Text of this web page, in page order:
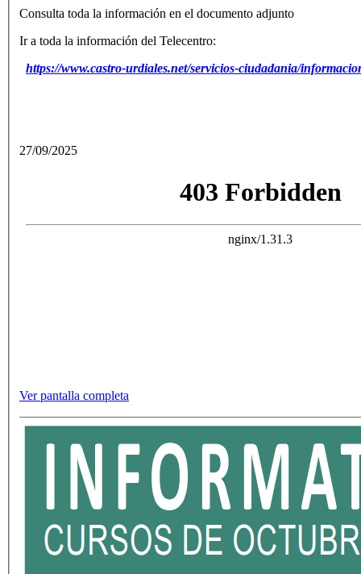
Consulta toda la información en el documento adjunto
Ir a toda la información del Telecentro:
https://www.castro-urdiales.net/servicios-ciudadania/
27/09/2025
Ver pantalla completa